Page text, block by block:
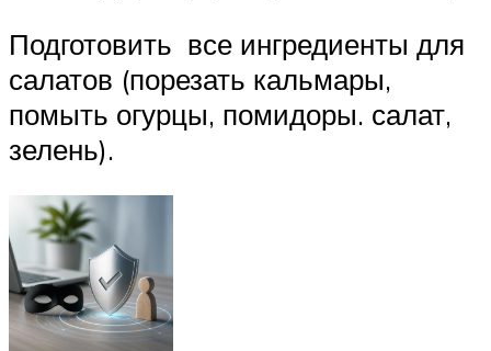
Подготовить все ингредиенты для
салатов (порезать кальмары,
помыть огурцы, помидоры. салат,
зелень).